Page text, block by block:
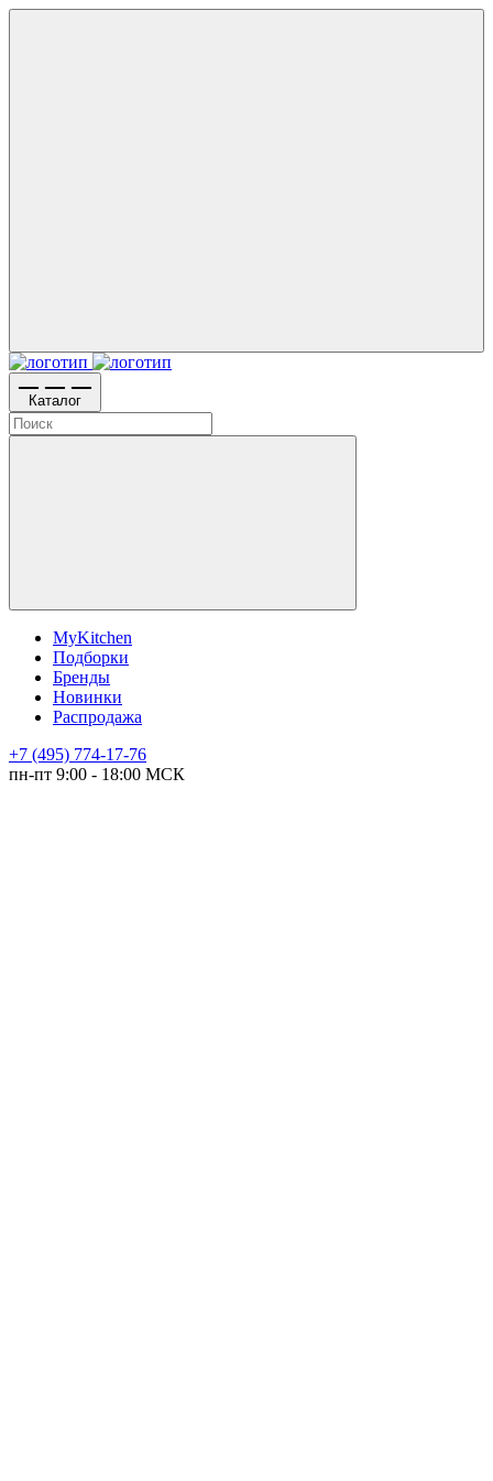
Каталог
MyKitchen
Подборки
Бренды
Новинки
Распродажа
+7 (495) 774-17-76
пн-пт 9:00 - 18:00 МСК